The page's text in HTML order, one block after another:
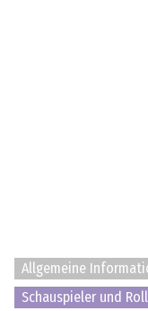
Allgemeine
Schauspieler und